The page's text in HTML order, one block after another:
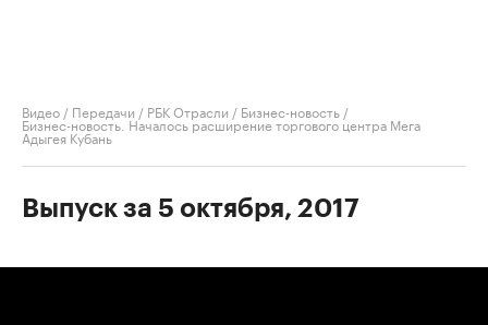
Видео / Передачи / РБК Отрасли / Бизнес-новость /
Бизнес-новость. Началось расширение торгового центра Мега
Адыгея Кубань
Выпуск за 5 октября, 2017